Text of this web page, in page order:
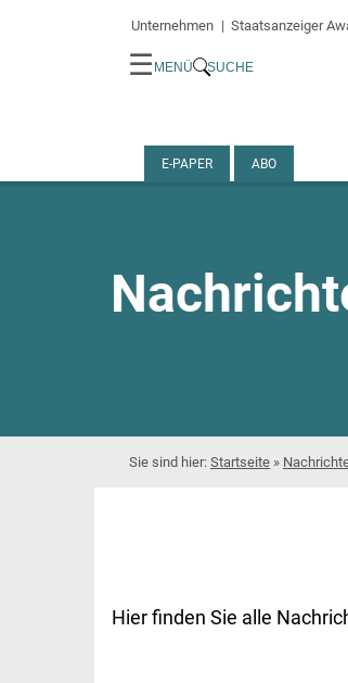
Unternehmen Staatsanzeiger
☰ MENÜ SUCHE
E-PAPER ABO
Startseite »
Hier finden Sie alle